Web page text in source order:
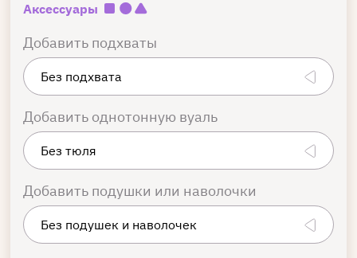
Аксессуары
Добавить подхваты
Добавить однотонную вуаль
Добавить подушки или наволочки